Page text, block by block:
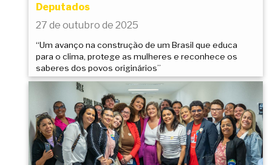
Deputados
27 de outubro de 2025
“Um avanço na construção de um Brasil que educa
para o clima, protege as mulheres e reconhece os
saberes dos povos originários”